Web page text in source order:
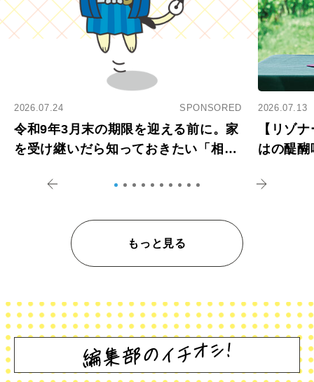
2026.07.24 SPONSORED
令和9年3月末の期限を迎える前に。家
を受け継いだら知っておきたい「相続
2026.07.13
【リゾ
はの醍
もっと見る